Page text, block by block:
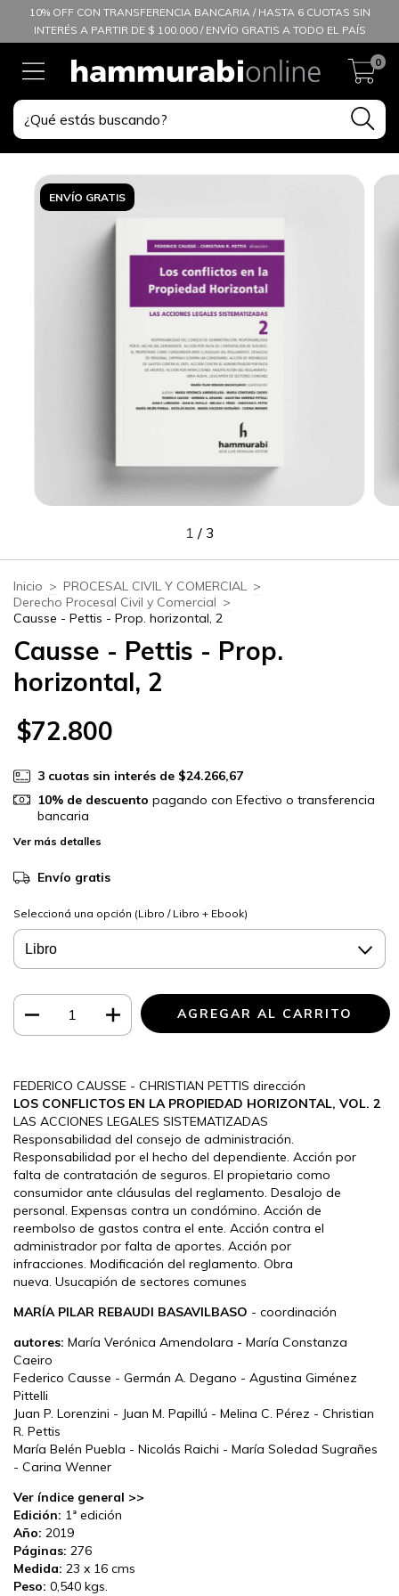
10% OFF CON TRANSFERENCIA BANCARIA / HASTA 6 CUOTAS SIN
INTERÉS A PARTIR DE $ 100.000 / ENVÍO GRATIS A TODO EL PAÍS
0
ENVÍO GRATIS
1 / 3
Inicio > PROCESAL CIVIL Y COMERCIAL >
Derecho Procesal Civil y Comercial >
Causse - Pettis - Prop. horizontal, 2
Causse - Pettis - Prop.
horizontal, 2
$72.800
3 cuotas sin interés de $24.266,67
10% de descuento pagando con Efectivo o transferencia
bancaria
Ver más detalles
Envío gratis
Seleccioná una opción (Libro / Libro + Ebook)
FEDERICO CAUSSE - CHRISTIAN PETTIS dirección
LOS CONFLICTOS EN LA PROPIEDAD HORIZONTAL, VOL. 2
LAS ACCIONES LEGALES SISTEMATIZADAS
Responsabilidad del consejo de administración.
Responsabilidad por el hecho del dependiente. Acción por
falta de contratación de seguros. El propietario como
consumidor ante cláusulas del reglamento. Desalojo de
personal. Expensas contra un condómino. Acción de
reembolso de gastos contra el ente. Acción contra el
administrador por falta de aportes. Acción por
infracciones. Modificación del reglamento. Obra
nueva. Usucapión de sectores comunes
MARÍA PILAR REBAUDI BASAVILBASO - coordinación
autores: María Verónica Amendolara - María Constanza
Caeiro
Federico Causse - Germán A. Degano - Agustina Giménez
Pittelli
Juan P. Lorenzini - Juan M. Papillú - Melina C. Pérez - Christian
R. Pettis
María Belén Puebla - Nicolás Raichi - María Soledad Sugrañes
- Carina Wenner
Ver índice general >>
Edición: 1ª edición
Año: 2019
Páginas: 276
Medida: 23 x 16 cms
Peso: 0,540 kgs.